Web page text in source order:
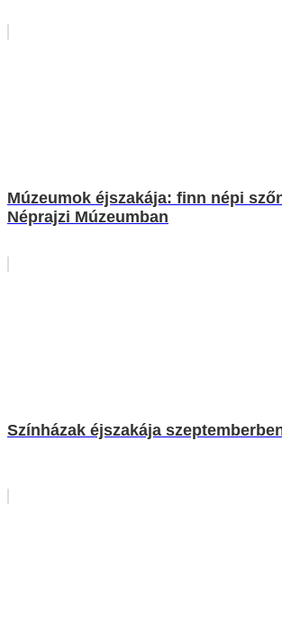
Múzeumok éjszakája: finn népi
Néprajzi Múzeumban
Színházak éjszakája